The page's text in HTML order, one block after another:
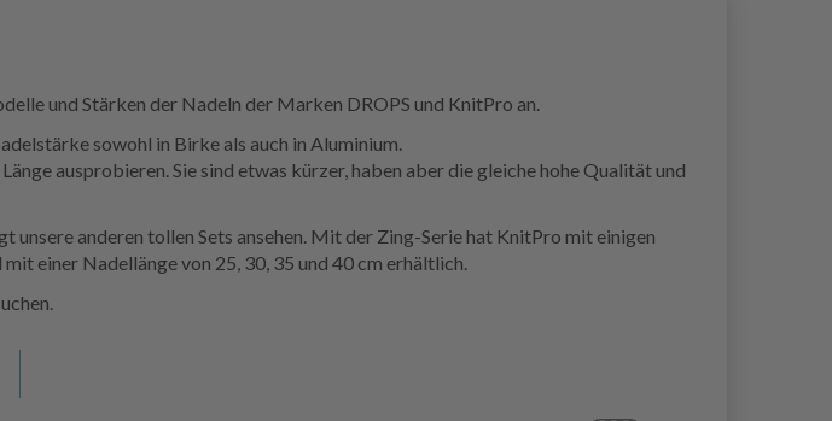
und Stärken der Nadeln der Marken DROPS und KnitPro an.
sowohl in Birke als auch in Aluminium.
ausprobieren. Sie sind etwas kürzer, haben aber die gleiche hohe Qualität und
unsere anderen tollen Sets ansehen. Mit der Zing-Serie hat KnitPro mit einigen
einer Nadellänge von 25, 30, 35 und 40 cm erhältlich.